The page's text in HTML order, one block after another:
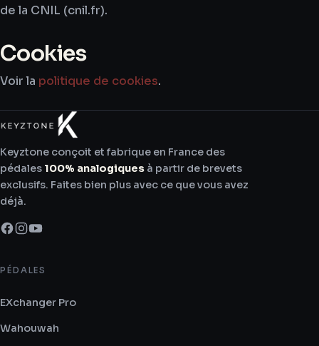
de la CNIL (cnil.fr).
Cookies
Voir la politique de cookies.
Keyztone conçoit et fabrique en France des
pédales 100% analogiques à partir de brevets
exclusifs. Faites bien plus avec ce que vous avez
déjà.
PÉDALES
EXchanger Pro
Wahouwah